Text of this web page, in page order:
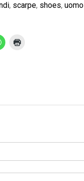
, scarpe, shoes,uomo